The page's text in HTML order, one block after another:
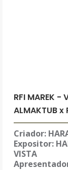
RFI MAREK -
ALMAKTUB x
Criador:
Expositor:
VISTA